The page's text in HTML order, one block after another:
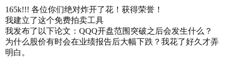
165k!!! 各位你们绝对炸开了花！获得荣誉！
我建立了这个免费拍卖工具
我发布了以下论文：QQQ开盘范围突破之后会发生什么？
为什么股价有时会在业绩报告后大幅下跌？我花了好久才弄
明白。